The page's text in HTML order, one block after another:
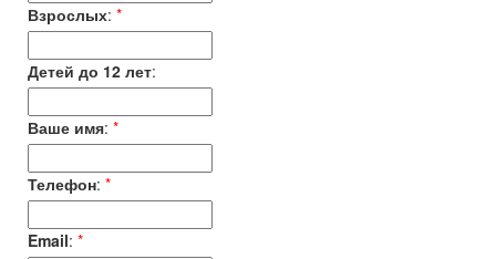
Взрослых: *
Детей до 12 лет:
Ваше имя: *
Телефон: *
Email: *